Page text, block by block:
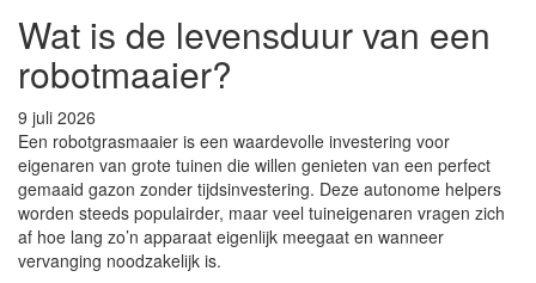
Wat is de levensduur van een
robotmaaier?
9 juli 2026
Een robotgrasmaaier is een waardevolle investering voor
eigenaren van grote tuinen die willen genieten van een perfect
gemaaid gazon zonder tijdsinvestering. Deze autonome helpers
worden steeds populairder, maar veel tuineigenaren vragen zich
af hoe lang zo’n apparaat eigenlijk meegaat en wanneer
vervanging noodzakelijk is.